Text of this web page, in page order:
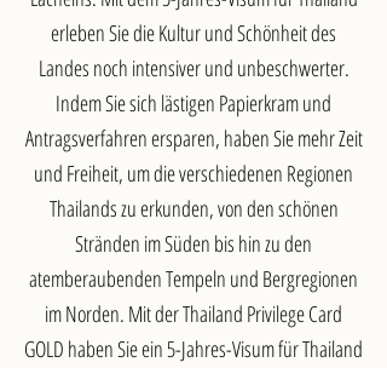
erleben Sie die Kultur und Schönheit des
Landes noch intensiver und unbeschwerter.
Indem Sie sich lästigen Papierkram und
Antragsverfahren ersparen, haben Sie mehr Zeit
und Freiheit, um die verschiedenen Regionen
Thailands zu erkunden, von den schönen
Stränden im Süden bis hin zu den
atemberaubenden Tempeln und Bergregionen
im Norden. Mit der Thailand Privilege Card
GOLD haben Sie ein 5-Jahres-Visum für Thailand